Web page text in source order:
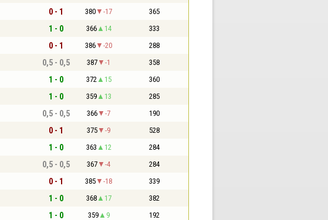
0 - 1 380 -17 365
1 - 0 366 14 333
0 - 1 386 -20 288
0,5 - 0,5 387 -1 358
1 - 0 372 15 360
1 - 0 359 13 285
0,5 - 0,5 366 -7 190
0 - 1 375 -9 528
1 - 0 363 12 284
0,5 - 0,5 367 -4 284
0 - 1 385 -18 339
1 - 0 368 17 382
1 - 0 359 9 192